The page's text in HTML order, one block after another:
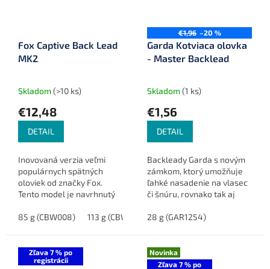
Fox Captive Back Lead
MK2
Skladom(>10 ks)
€12,48
DETAIL
Inovovaná verzia veľmi
populárnych spätných
oloviek od značky Fox.
Tento model je navrhnutý
okamžite spadlo z vlasca a
85 g (CBW008) 113 g (CBW009)
€1,96 –20 %
Garda Kotviaca olovka
- Master Backlead
Skladom(1 ks)
€1,56
DETAIL
Backleady Garda s novým
zámkom, ktorý umožňuje
ľahké nasadenie na vlasec
či šnúru, rovnako tak aj
28 g (GAR1254)
Zľava 7 % po
registrácii
Novinka
Zľava 7 % po